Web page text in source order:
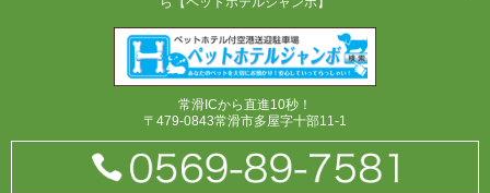
常滑ICから直進10秒！
〒479-0843常滑市多屋字十部11-1